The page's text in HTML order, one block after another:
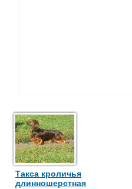
Такса кроличья
длинношерстная